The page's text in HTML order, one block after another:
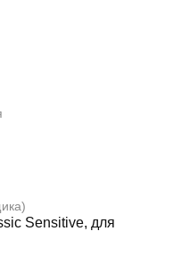
Sensitive, для